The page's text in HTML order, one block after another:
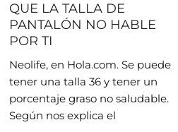
QUE LA TALLA DE
PANTALÓN NO HABLE
POR TI
Neolife, en Hola.com. Se puede
tener una talla 36 y tener un
porcentaje graso no saludable.
Según nos explica el